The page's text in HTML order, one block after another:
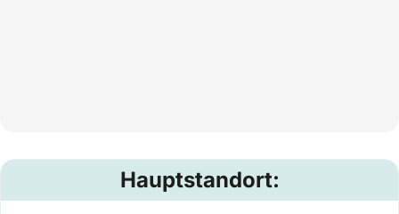
Hauptstandort: